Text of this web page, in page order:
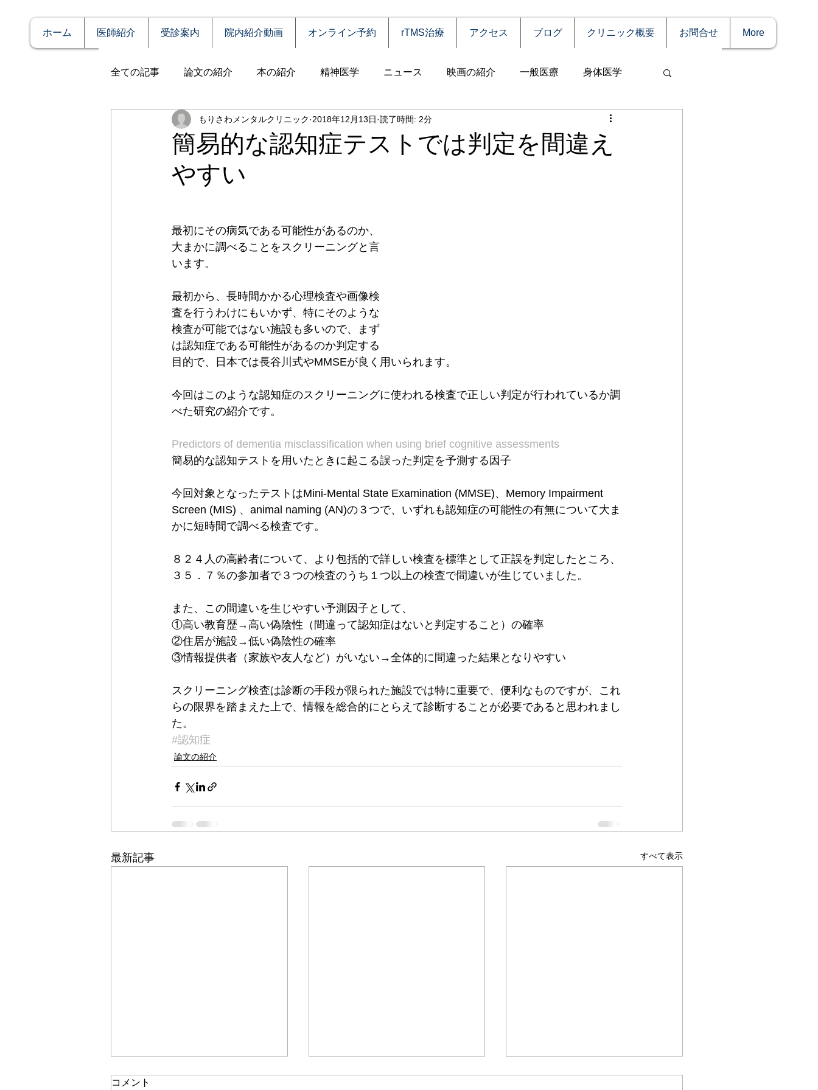
ホーム 医師紹介 受診案内 院内紹介動画 オンライン予約 rTMS治療 アクセス ブログ クリニック概要 お問合せ More
全ての記事 論文の紹介 本の紹介 精神医学 ニュース 映画の紹介 一般医療 身体医学
症例報告 発達障害 自殺 認知症 うつ病
アルコール依存（乱用）
PTSD（心的外傷後ストレス障害）
簡易的な認知症テストでは判定を間違え
やすい
もりさわメンタルクリニック 2018年12月13日 読了時間: 2分
最初にその病気である可能性があるのか、
大まかに調べることをスクリーニングと言
います。
最初から、長時間かかる心理検査や画像検
査を行うわけにもいかず、特にそのような
検査が可能ではない施設も多いので、まず
は認知症である可能性があるのか判定する
目的で、日本では長谷川式やMMSEが良く用いられます。
今回はこのような認知症のスクリーニングに使われる検査で正しい判定が行われているか調
べた研究の紹介です。
Predictors of dementia misclassification when using brief cognitive assessments
簡易的な認知テストを用いたときに起こる誤った判定を予測する因子
今回対象となったテストはMini-Mental State Examination (MMSE)、Memory Impairment
Screen (MIS) 、animal naming (AN)の３つで、いずれも認知症の可能性の有無について大ま
かに短時間で調べる検査です。
８２４人の高齢者について、より包括的で詳しい検査を標準として正誤を判定したところ、
３５．７％の参加者で３つの検査のうち１つ以上の検査で間違いが生じていました。
また、この間違いを生じやすい予測因子として、
①高い教育歴→高い偽陰性（間違って認知症はないと判定すること）の確率
②住居が施設→低い偽陰性の確率
③情報提供者（家族や友人など）がいない→全体的に間違った結果となりやすい
スクリーニング検査は診断の手段が限られた施設では特に重要で、便利なものですが、これ
らの限界を踏まえた上で、情報を総合的にとらえて診断することが必要であると思われまし
た。
#認知症
論文の紹介
最新記事 すべて表示
コメント